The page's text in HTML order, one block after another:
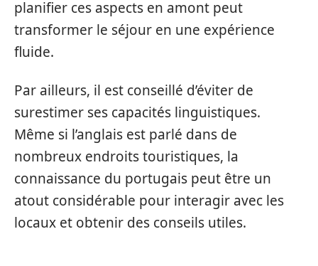
planifier ces aspects en amont peut
transformer le séjour en une expérience
fluide.
Par ailleurs, il est conseillé d’éviter de
surestimer ses capacités linguistiques.
Même si l’anglais est parlé dans de
nombreux endroits touristiques, la
connaissance du portugais peut être un
atout considérable pour interagir avec les
locaux et obtenir des conseils utiles.